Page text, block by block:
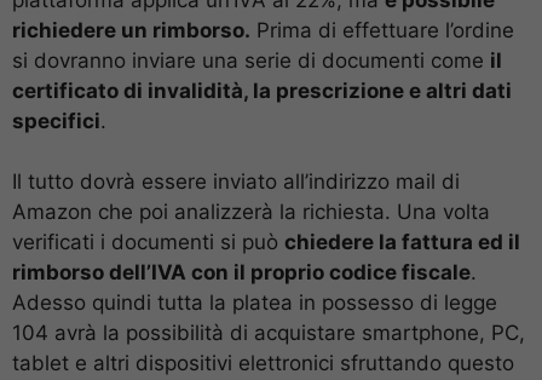
richiedere un rimborso. Prima di effettuare l’ordine
si dovranno inviare una serie di documenti come il
certificato di invalidità, la prescrizione e altri dati
specifici.
Il tutto dovrà essere inviato all’indirizzo mail di
Amazon che poi analizzerà la richiesta. Una volta
verificati i documenti si può chiedere la fattura ed il
rimborso dell’IVA con il proprio codice fiscale.
Adesso quindi tutta la platea in possesso di legge
104 avrà la possibilità di acquistare smartphone, PC,
tablet e altri dispositivi elettronici sfruttando questo